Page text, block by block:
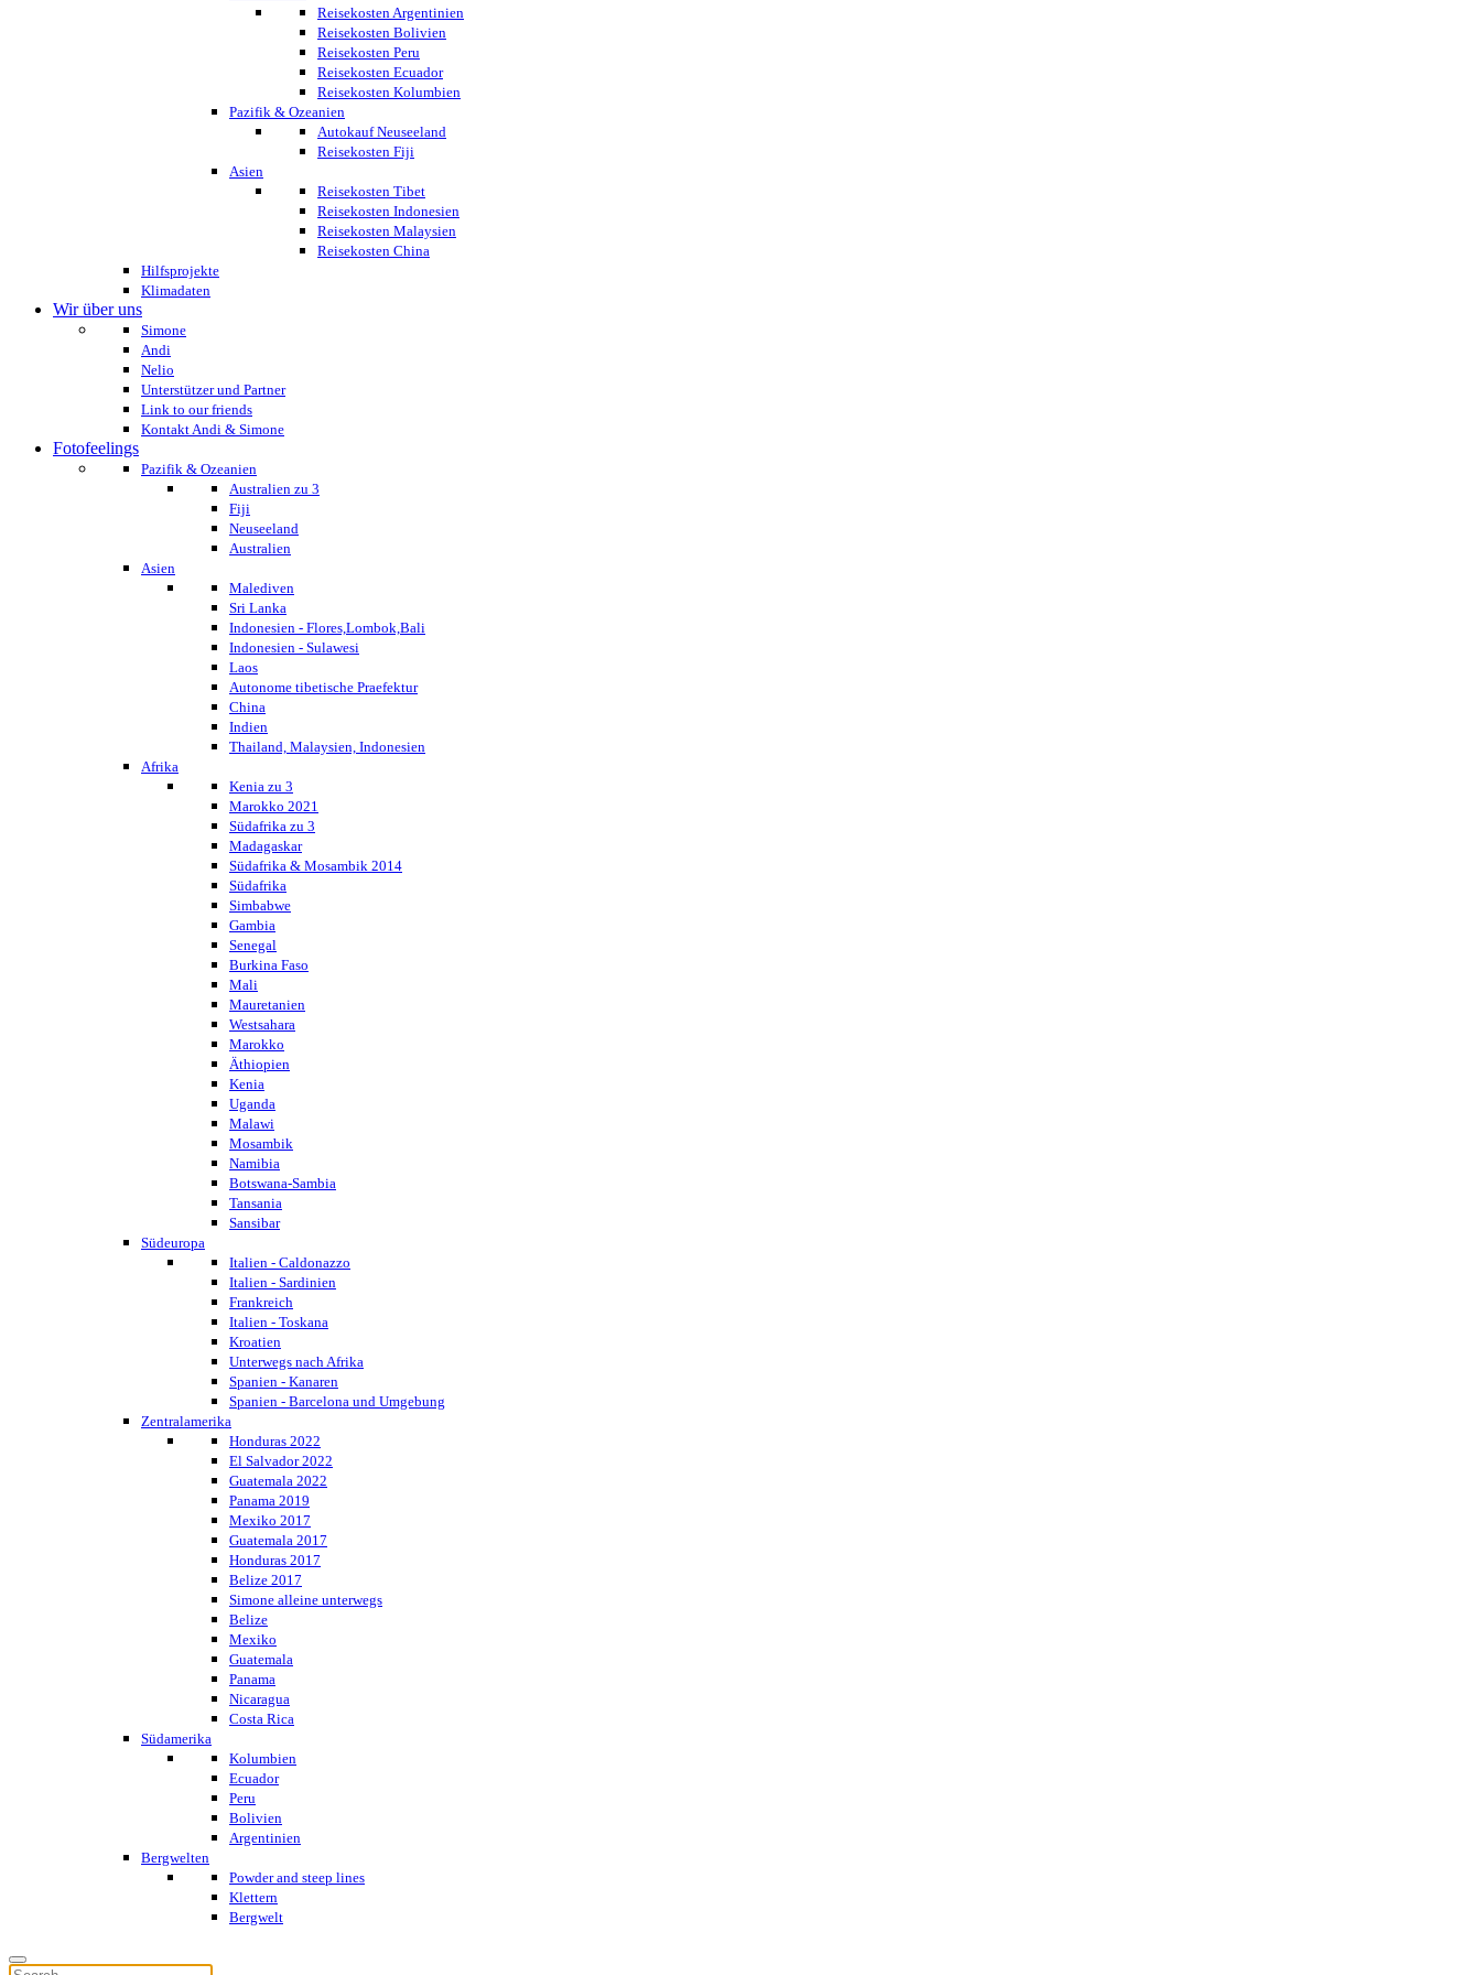
Reisekosten Argentinien
Reisekosten Bolivien
Reisekosten Peru
Reisekosten Ecuador
Reisekosten Kolumbien
Pazifik & Ozeanien
Autokauf Neuseeland
Reisekosten Fiji
Asien
Reisekosten Tibet
Reisekosten Indonesien
Reisekosten Malaysien
Reisekosten China
Hilfsprojekte
Klimadaten
Wir über uns
Simone
Andi
Nelio
Unterstützer und Partner
Link to our friends
Kontakt Andi & Simone
Fotofeelings
Pazifik & Ozeanien
Australien zu 3
Fiji
Neuseeland
Australien
Asien
Malediven
Sri Lanka
Indonesien - Flores,Lombok,Bali
Indonesien - Sulawesi
Laos
Autonome tibetische Praefektur
China
Indien
Thailand, Malaysien, Indonesien
Afrika
Kenia zu 3
Marokko 2021
Südafrika zu 3
Madagaskar
Südafrika & Mosambik 2014
Südafrika
Simbabwe
Gambia
Senegal
Burkina Faso
Mali
Mauretanien
Westsahara
Marokko
Äthiopien
Kenia
Uganda
Malawi
Mosambik
Namibia
Botswana-Sambia
Tansania
Sansibar
Südeuropa
Italien - Caldonazzo
Italien - Sardinien
Frankreich
Italien - Toskana
Kroatien
Unterwegs nach Afrika
Spanien - Kanaren
Spanien - Barcelona und Umgebung
Zentralamerika
Honduras 2022
El Salvador 2022
Guatemala 2022
Panama 2019
Mexiko 2017
Guatemala 2017
Honduras 2017
Belize 2017
Simone alleine unterwegs
Belize
Mexiko
Guatemala
Panama
Nicaragua
Costa Rica
Südamerika
Kolumbien
Ecuador
Peru
Bolivien
Argentinien
Bergwelten
Powder and steep lines
Klettern
Bergwelt